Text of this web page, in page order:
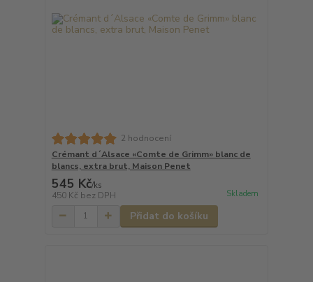
2 hodnocení
Crémant d´Alsace «Comte de Grimm» blanc de
blancs, extra brut, Maison Penet
545 Kč/ks
450 Kč bez DPH Skladem
Přidat do košíku